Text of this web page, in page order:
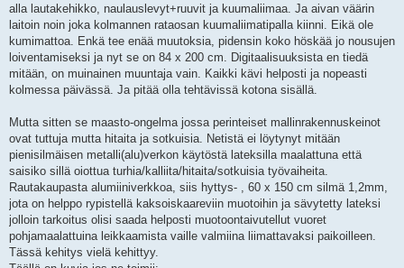
alla lautakehikko, naulauslevyt+ruuvit ja kuumaliimaa. Ja aivan väärin
laitoin noin joka kolmannen rataosan kuumaliimatipalla kiinni. Eikä ole
kumimattoa. Enkä tee enää muutoksia, pidensin koko höskää jo nousujen
loiventamiseksi ja nyt se on 84 x 200 cm. Digitaalisuuksista en tiedä
mitään, on muinainen muuntaja vain. Kaikki kävi helposti ja nopeasti
kolmessa päivässä. Ja pitää olla tehtävissä kotona sisällä.
Mutta sitten se maasto-ongelma jossa perinteiset mallinrakennuskeinot
ovat tuttuja mutta hitaita ja sotkuisia. Netistä ei löytynyt mitään
pienisilmäisen metalli(alu)verkon käytöstä lateksilla maalattuna että
saisiko sillä oiottua turhia/kalliita/hitaita/sotkuisia työvaiheita.
Rautakaupasta alumiiniverkkoa, siis hyttys- , 60 x 150 cm silmä 1,2mm,
jota on helppo rypistellä kaksoiskaareviin muotoihin ja sävytetty lateksi
jolloin tarkoitus olisi saada helposti muotoontaivutellut vuoret
pohjamaalattuina leikkaamista vaille valmiina liimattavaksi paikoilleen.
Tässä kehitys vielä kehittyy.